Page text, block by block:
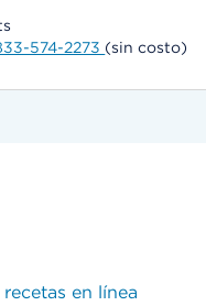
574-2273 (sin costo)
en línea